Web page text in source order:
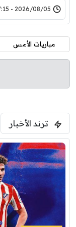
2026/08/05 - 07:15
مباريات الأمس
ترند الأخبار